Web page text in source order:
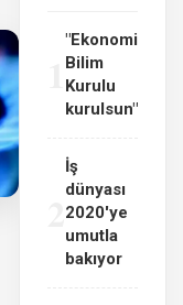
"Ekonomi
Bilim
Kurulu
kurulsun"
İş
dünyası
2020'ye
umutla
bakıyor